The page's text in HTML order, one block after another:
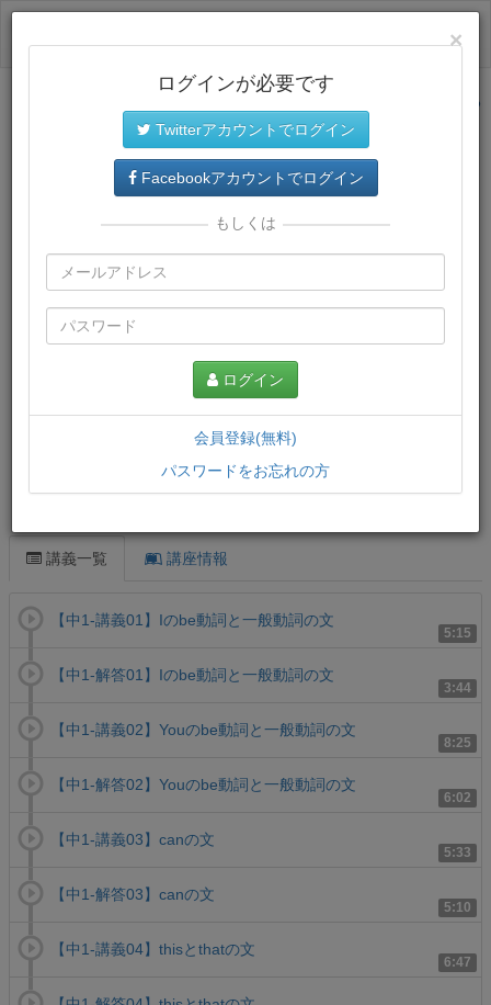
サイトトップに戻る
プレミアム会員では、教材がダウンロードでき、快適な動画
再生環境が提供されます。
講義一覧 講座情報
5:15
【中1-講義01】Iのbe動詞と一般動詞の文
3:44
【中1-解答01】Iのbe動詞と一般動詞の文
8:25
【中1-講義02】Youのbe動詞と一般動詞の文
6:02
【中1-解答02】Youのbe動詞と一般動詞の文
5:33
【中1-講義03】canの文
5:10
【中1-解答03】canの文
6:47
【中1-講義04】thisとthatの文
×
ログインが必要です
Twitterアカウントでログイン
Facebookアカウントでログイン
もしくは
ログイン
会員登録(無料)
パスワードをお忘れの方